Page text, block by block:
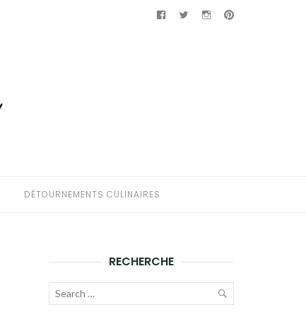
Facebook
TwitterInstagramPinterest
DÉTOURNEMENTS CULINAIRES
RECHERCHE
Recherche